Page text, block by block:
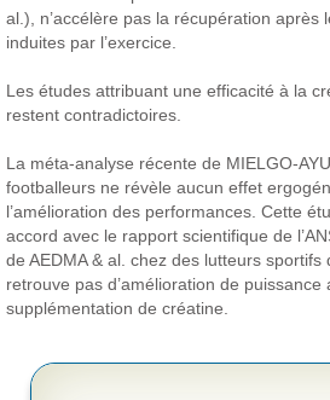
al.), n’accélère pas la récupération après
induites par l’exercice.
Les études attribuant une efficacité à la
restent contradictoires.
La méta-analyse récente de MIELGO-
footballeurs ne révèle aucun effet
l’amélioration des performances. Cette
accord avec le rapport scientifique de
de AEDMA & al. chez des lutteurs sportifs
retrouve pas d’amélioration de puissance
supplémentation de créatine.